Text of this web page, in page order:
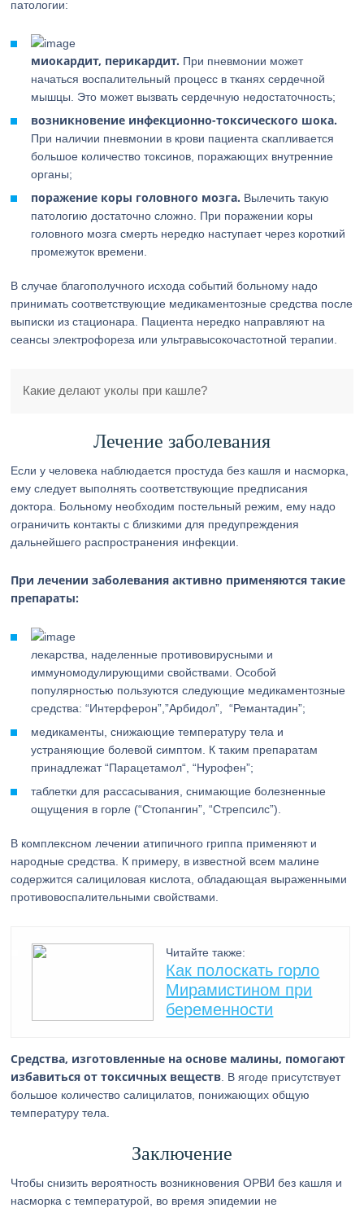
патологии:
миокардит, перикардит. При пневмонии может
начаться воспалительный процесс в тканях сердечной
мышцы. Это может вызвать сердечную недостаточность;
возникновение инфекционно-токсического шока.
При наличии пневмонии в крови пациента скапливается
большое количество токсинов, поражающих внутренние
органы;
поражение коры головного мозга. Вылечить такую
патологию достаточно сложно. При поражении коры
головного мозга смерть нередко наступает через короткий
промежуток времени.
В случае благополучного исхода событий больному надо
принимать соответствующие медикаментозные средства после
выписки из стационара. Пациента нередко направляют на
сеансы электрофореза или ультравысокочастотной терапии.
Какие делают уколы при кашле?
Лечение заболевания
Если у человека наблюдается простуда без кашля и насморка,
ему следует выполнять соответствующие предписания
доктора. Больному необходим постельный режим, ему надо
ограничить контакты с близкими для предупреждения
дальнейшего распространения инфекции.
При лечении заболевания активно применяются такие
препараты:
лекарства, наделенные противовирусными и
иммуномодулирующими свойствами. Особой
популярностью пользуются следующие медикаментозные
средства: “Интерферон”,”Арбидол”, “Ремантадин”;
медикаменты, снижающие температуру тела и
устраняющие болевой симптом. К таким препаратам
принадлежат “Парацетамол“, “Нурофен”;
таблетки для рассасывания, снимающие болезненные
ощущения в горле (“Стопангин”, “Стрепсилс”).
В комплексном лечении атипичного гриппа применяют и
народные средства. К примеру, в известной всем малине
содержится салициловая кислота, обладающая выраженными
противовоспалительными свойствами.
Читайте также:
Как полоскать горло
Мирамистином при
беременности
Средства, изготовленные на основе малины, помогают
избавиться от токсичных веществ . В ягоде присутствует
большое количество салицилатов, понижающих общую
температуру тела.
Заключение
Чтобы снизить вероятность возникновения ОРВИ без кашля и
насморка с температурой, во время эпидемии не